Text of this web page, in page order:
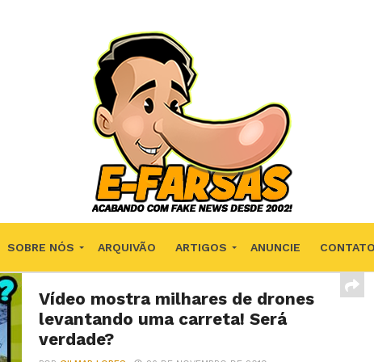
SOBRE NÓS ARQUIVÃO ARTIGOS ANUNCIE CONTATO
Vídeo mostra milhares de drones
levantando uma carreta! Será
verdade?